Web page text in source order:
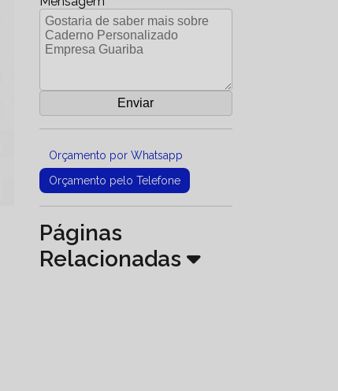
Orçamento por Whatsapp
Orçamento pelo Telefone
Páginas
Relacionadas